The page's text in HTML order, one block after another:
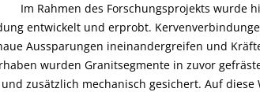
Im Rahmen des Forschungsprojekts wurde
entwickelt und erprobt.
Aussparungen ineinandergreifen und
wurden Granitsegmente in zuvor
zusätzlich mechanisch gesichert. Auf diese